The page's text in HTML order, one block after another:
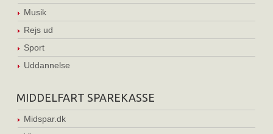
Musik
Rejs ud
Sport
Uddannelse
MIDDELFART SPAREKASSE
Midspar.dk